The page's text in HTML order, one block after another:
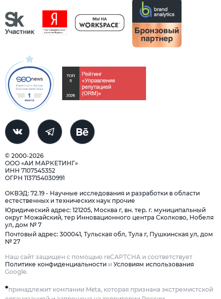
© 2000-2026
ООО «АИ МАРКЕТИНГ»
ИНН 7107545352
ОГРН 1137154030991
ОКВЭД: 72.19 - Научные исследования и разработки в области
естественных и технических наук прочие
Юридический адрес: 121205, Москва г, вн. тер. г. муниципальный
округ Можайский, тер Инновационного центра Сколково, Нобеля
ул, дом № 7
Почтовый адрес: 300041, Тульская обл, Тула г, Пушкинская ул, дом
№ 27
Наш сайт защищен с помощью reCAPTCHA и соответствует
Политике конфиденциальности и Условиям использования
Google.
*принадлежит компании Meta, которая признана экстремистской